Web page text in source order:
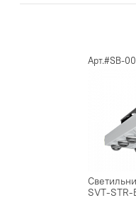
Арт.#SB-
SVT-STR-